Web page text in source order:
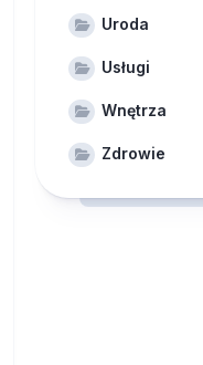
Uroda
Usługi
Wnętrza
Zdrowie